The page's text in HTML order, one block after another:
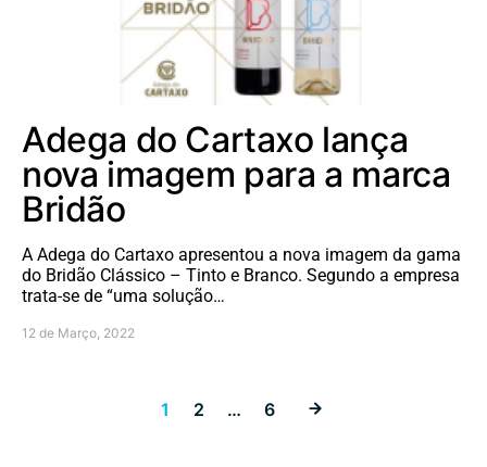
Adega do Cartaxo lança
nova imagem para a marca
Bridão
A Adega do Cartaxo apresentou a nova imagem da gama
do Bridão Clássico – Tinto e Branco. Segundo a empresa
trata-se de “uma solução…
12 de Março, 2022
Paginação
1 2 … 6